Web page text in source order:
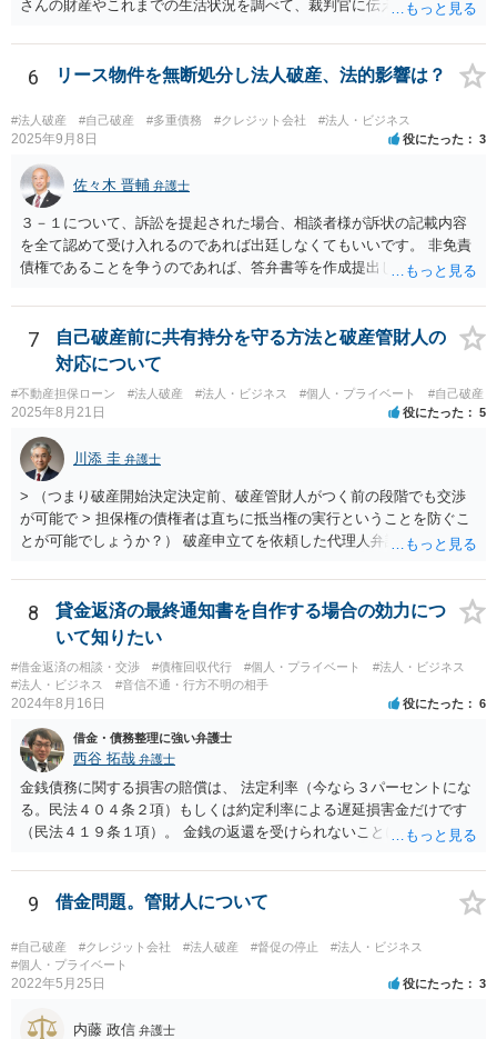
ます。子会社の負債をあなたに負わせることはできません。 実際上問
いてくれないと，辞任の登記をするためには，最終的には訴訟を提起
さんの財産やこれまでの生活状況を調べて、裁判官に伝える必要があ
して、代理人の先生が同時廃止でいけるというなら、同時廃止になる
でしょう。
6 リース物件を無断処分し法人破産、法的影響は？
#法人破産 #自己破産 #多重債務 #クレジット会社 #法人・ビジネス
2025年9月8日 役にたった 3
佐々木 晋輔 弁護士
３－１について、訴訟を提起された場合、相談者様が訴状の記載内容
を全て認めて受け入れるのであれば出廷しなくてもいいです。 非免責
債権であることを争うのであれば、答弁書等を作成提出して反論しな
した弁護士が受ける場合でも、弁護士費用は別途必要になると思いま
す。 ３－２について、上記のとおり、破産とは別で弁護士費用が必要
になると思います。 費用の額については、弁護士によって異なります
が、破産手続を受任した弁護士が受けるのであれば、低めの金額で受
けてくれるかもしれません。 弁護士を依頼するかどうかは、弁護士費
用と賠償額を比較して決められたらいいと思います。 なお、リース会
社が非免責債権であると主張するのであれば、破産手続の中（免責に
対する意見等）で主張すると思いますので、訴訟されるかどうかは破
産手続中に分かると思います。
7
自己破産前に共有持分を守る方法と破産管財人の
対応について
#不動産担保ローン #法人破産 #法人・ビジネス #個人・プライベート #自己破産
2025年8月21日 役にたった 5
川添 圭 弁護士
> （つまり破産開始決定決定前、破産管財人がつく前の段階でも交渉
が可能で > 担保権の債権者は直ちに抵当権の実行ということを防ぐこ
とが可能でしょうか？） 破産申立てを依頼した代理人弁護士が売買に
が可能な場合もありますが、オーバーローン事案では売却代金が手元
に残らないことになるため、弁護士としても慎重な判断が求められま
す。 > 例えば弁護士費用を分割で積立するなど半年、１年かかる場合
でも かなり率直な（身も蓋もない）意見を述べると、担保に供されて
いる共有持分を親族が取得することで不動産を守りたいのであれば、
弁護士費用は長期分割などせず、親族等から援助して貰うことを模索
すが、それによって共有持分を取得できる可能性が高くなるのであれ
ば、他の共有者にとってもそれを支出するだけのメリットがあると思
います）。
8
貸金返済の最終通知書を自作する場合の効力につ
いて知りたい
#借金返済の相談・交渉 #債権回収代行 #個人・プライベート
#法人・ビジネス
#法人・ビジネス
#音信不通・行方不明の相手
2024年8月16日 役にたった 6
借金・債務整理に強い弁護士
西谷 拓哉 弁護士
金銭債務に関する損害の賠償は、 法定利率（今なら３パーセントにな
る。民法４０４条２項）もしくは約定利率による遅延損害金だけです
（民法４１９条１項）。 金銭の返還を受けられないことにより何か損
まります。 なお、すでに他の弁護士が先に記載されたとおり、連帯保
証人に対する請求については、法定の要件を満たさない限り、連帯保
証契約として効力が生じません。弁護士の依頼の有無はこれを左右し
ないので、注意が必要です。
9 借金問題。管財人について
#自己破産 #クレジット会社 #法人破産 #督促の停止
#法人・ビジネス
#個人・プライベート
2022年5月25日 役にたった 3
内藤 政信 弁護士